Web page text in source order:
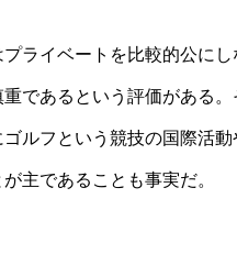
ライベートを比較的公に
であるという評価がある
ルフという競技の国際活
主であることも事実だ。